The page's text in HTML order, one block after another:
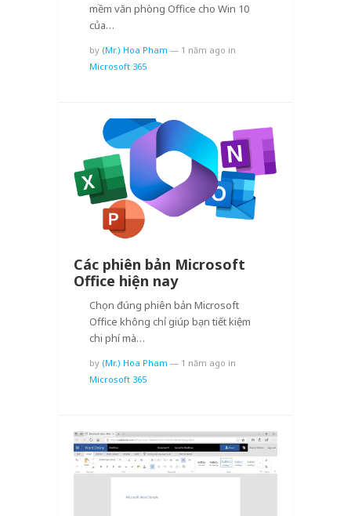
mềm văn phòng Office cho Win 10
của…
by (Mr.) Hoa Pham — 1 năm ago in
Microsoft 365
Các phiên bản Microsoft
Office hiện nay
Chọn đúng phiên bản Microsoft
Office không chỉ giúp bạn tiết kiệm
chi phí mà…
by (Mr.) Hoa Pham — 1 năm ago in
Microsoft 365